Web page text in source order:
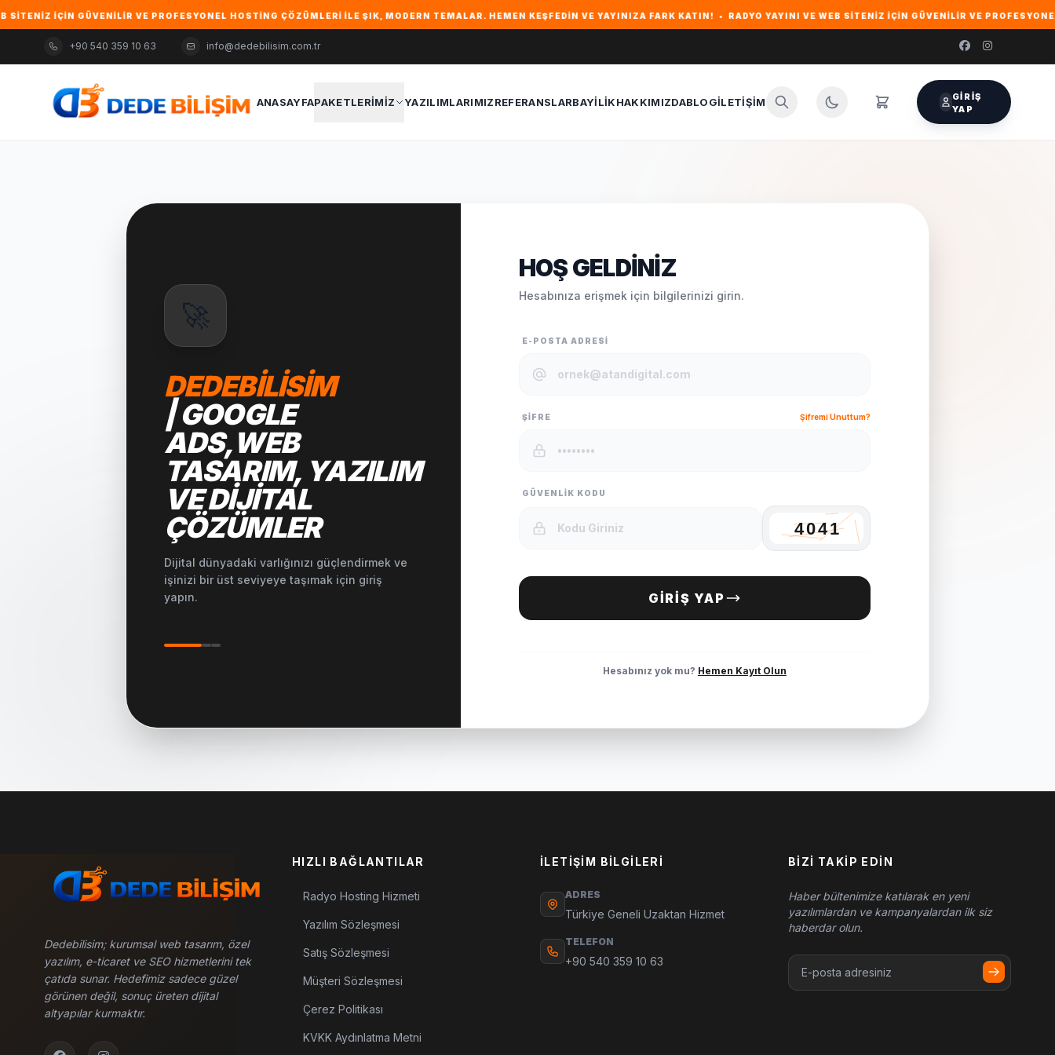
GÜVENILIR VE PROFESYONEL HOSTING ÇÖZÜMLERI ILE ŞIK, MODERN TEMALAR. HEMEN KEŞFEDIN VE YAYINIZA FARK KATIN! • RADYO YAYINI VE WEB SITENIZ IÇIN GÜVENILIR VE
+90 540 359 10 63 info@dedebilisim.com.tr
ANASAYFAPAKETLERIMIZ YAZILIMLARIMIZREFERANSLARBAYILIKHAKKIMIZDABLOGİLETIŞIM
GIRIŞ
YAP
🚀
DEDEBILISIM
| GOOGLE
ADS,WEB
TASARIM, YAZILIM
VE DIJITAL
ÇÖZÜMLER
Dijital dünyadaki varlığınızı güçlendirmek ve
işinizi bir üst seviyeye taşımak için giriş
yapın.
HOŞ GELDINIZ
Hesabınıza erişmek için bilgilerinizi girin.
E-POSTA ADRESI
ŞIFRE Şifremi Unuttum?
GÜVENLIK KODU
GIRIŞ YAP
Hesabınız yok mu? Hemen Kayıt Olun
Dedebilisim; kurumsal web tasarım, özel
yazılım, e-ticaret ve SEO hizmetlerini tek
çatıda sunar. Hedefimiz sadece güzel
görünen değil, sonuç üreten dijital
altyapılar kurmaktır.
HIZLI BAĞLANTILAR
Radyo Hosting Hizmeti
Yazılım Sözleşmesi
Satış Sözleşmesi
Müşteri Sözleşmesi
Çerez Politikası
KVKK Aydınlatma Metni
İLETIŞIM BILGILERI
ADRES
Türkiye Geneli Uzaktan Hizmet
TELEFON
+90 540 359 10 63
BIZI TAKIP EDIN
Haber bültenimize katılarak en yeni
yazılımlardan ve kampanyalardan ilk siz
haberdar olun.